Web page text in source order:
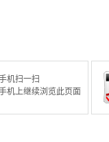
机扫一扫
机上继续浏览此页面